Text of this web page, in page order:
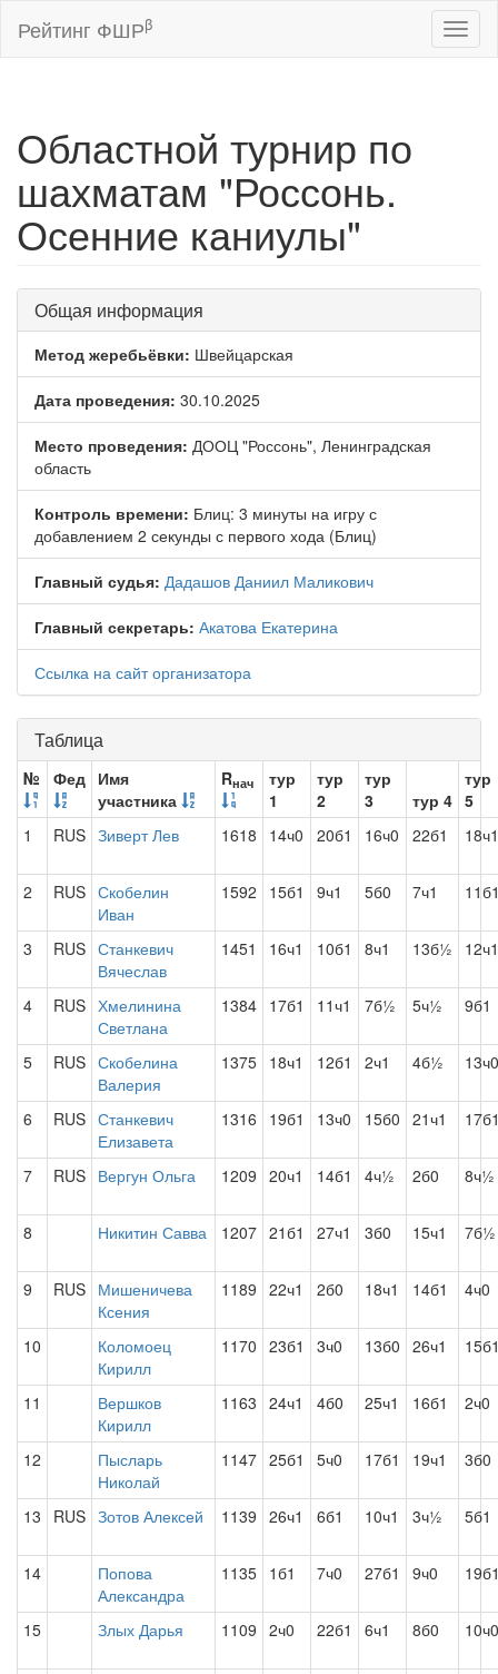
Рейтинг ФШРβ
Областной турнир по
шахматам "Россонь.
Осенние каниулы"
Общая информация
Метод жеребьёвки: Швейцарская
Дата проведения: 30.10.2025
Место проведения: ДООЦ "Россонь", Ленинградская
область
Контроль времени: Блиц: 3 минуты на игру с
добавлением 2 секунды с первого хода (Блиц)
Главный судья: Дадашов Даниил Маликович
Главный секретарь: Акатова Екатерина
Ссылка на сайт организатора
Таблица
№ Фед Имя
участника
Rнач
тур
1
тур
2
тур
3
тур 4
тур
5
1
RUS Зиверт Лев 1618 14ч0 20б1 16ч0 22б1 18ч1
2 RUS Скобелин
Иван
1592 15б1 9ч1 5б0 7ч1
3 RUS Станкевич
Вячеслав
1451 16ч1 10б1 8ч1 13б½ 12ч1
4 RUS Хмелинина
Светлана
1384 17б1 11ч1 7б½ 5ч½ 9б1
5 RUS Скобелина
Валерия
1375 18ч1 12б1 2ч1 4б½ 13ч0
6 RUS Станкевич
Елизавета
1316 19б1 13ч0 15б0 21ч1
7 RUS Вергун Ольга 1209 20ч1 14б1 4ч½ 2б0 8ч½
8 Никитин Савва 1207 21б1 27ч1 3б0 15ч1 7б½
9 RUS Мишеничева
Ксения
1189 22ч1 2б0 18ч1 14б1 4ч0
10
Коломоец
Кирилл
1170 23б1 3ч0 13б0 26ч1
11
Вершков
Кирилл
1163 24ч1 4б0 25ч1 16б1 2ч0
12
Пысларь
Николай
1147 25б1 5ч0 17б1 19ч1 3б0
13 RUS Зотов Алексей 1139 26ч1 6б1 10ч1 3ч½ 5б1
14
Попова
Александра
1135 1б1 7ч0 27б1 9ч0
15 Злых Дарья 1109 2ч0 22б1 6ч1 8б0 10ч0